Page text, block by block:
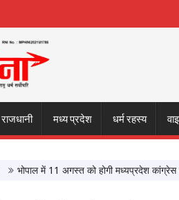
राजधानी मध्य प्रदेश धर्म रहस्य
में 11 अगस्त को होगी मध्यप्रदेश कांग्रेस की